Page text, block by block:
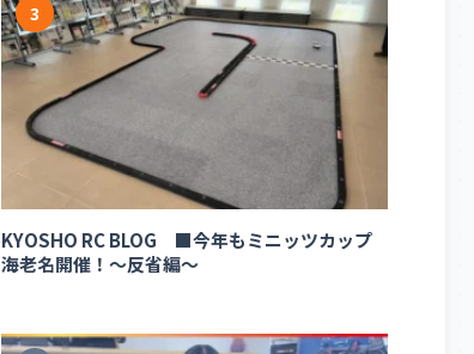
3
KYOSHO RC BLOG ■今年もミニッツカップ
海老名開催！～反省編～